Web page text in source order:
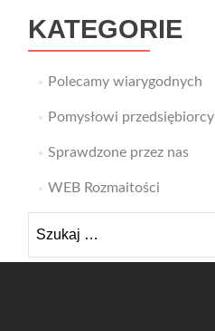
KATEGORIE
Polecamy wiarygodnych
Pomysłowi przedsiębiorcy
Sprawdzone przez nas
WEB Rozmaitości